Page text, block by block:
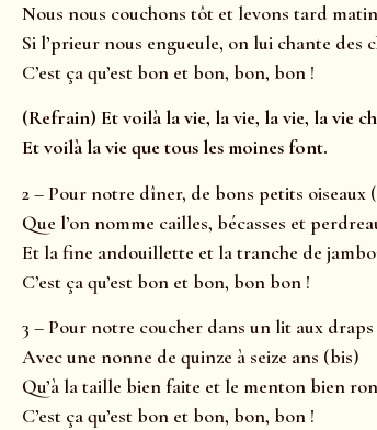
Nous nous couchons tôt et levons tard
Si l’prieur nous engueule, on lui chante des
C’est ça qu’est bon et bon, bon, bon !
(Refrain) Et voilà la vie, la vie, la vie, la vie
Et voilà la vie que tous les moines font.
2 – Pour notre dîner, de bons petits oiseaux
Que l’on nomme cailles, bécasses et
Et la fine andouillette et la tranche de
C’est ça qu’est bon et bon, bon bon !
3 – Pour notre coucher dans un lit aux
Avec une nonne de quinze à seize ans (bis)
Qu’à la taille bien faite et le menton bien
C’est ça qu’est bon et bon, bon, bon !